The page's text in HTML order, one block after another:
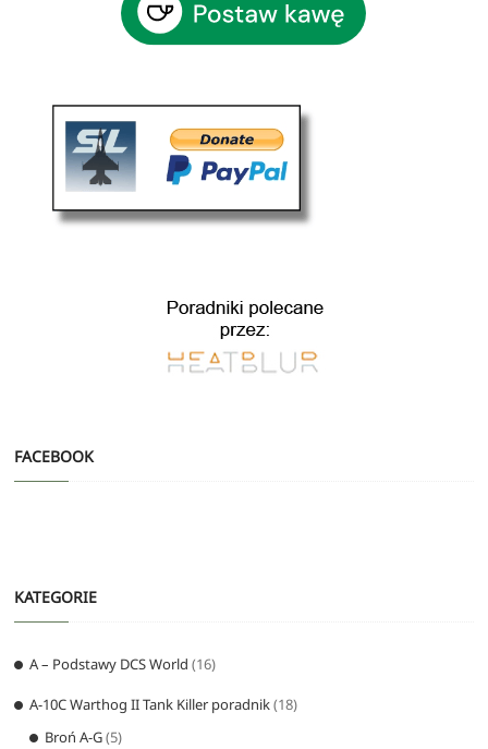
FACEBOOK
KATEGORIE
A – Podstawy DCS World (16)
A-10C Warthog II Tank Killer poradnik(18)
Broń A-G(5)